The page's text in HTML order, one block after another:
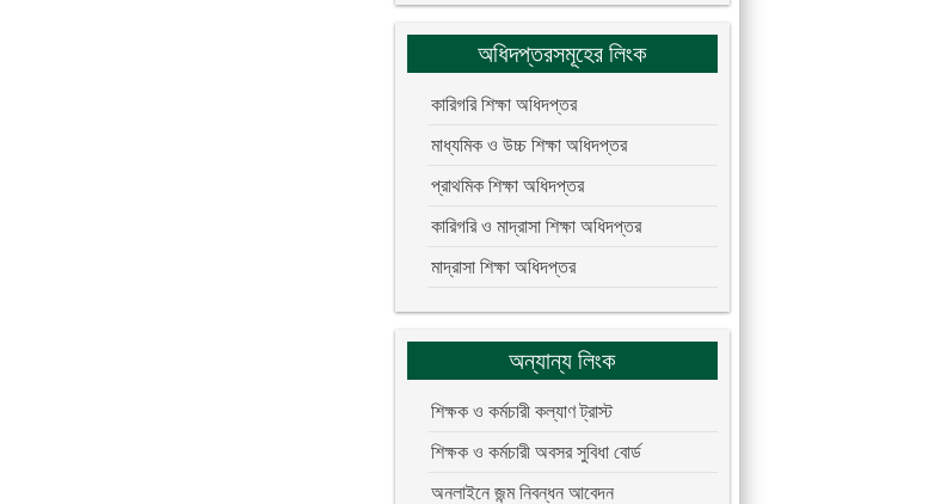
অধিদপ্তরসমূহের লিংক
কারিগরি শিক্ষা অধিদপ্তর
মাধ্যমিক ও উচ্চ শিক্ষা অধিদপ্তর
প্রাথমিক শিক্ষা অধিদপ্তর
কারিগরি ও মাদ্রাসা শিক্ষা অধিদপ্তর
মাদ্রাসা শিক্ষা অধিদপ্তর
অন্যান্য লিংক
শিক্ষক ও কর্মচারী কল্যাণ ট্রাস্ট
শিক্ষক ও কর্মচারী অবসর সুবিধা বোর্ড
অনলাইনে জন্ম নিবন্ধন আবেদন